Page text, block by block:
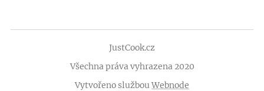
JustCook.cz
Všechna práva vyhrazena 2020
Vytvořeno službouWebnode